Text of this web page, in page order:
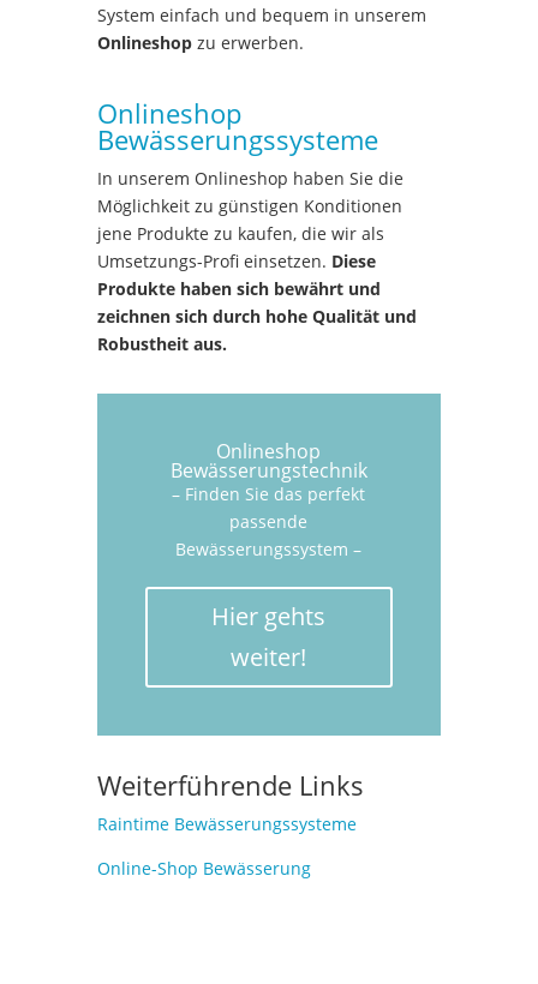
System einfach und bequem in unserem
Onlineshopzu erwerben.
Onlineshop
Bewässerungssysteme
In unserem Onlineshop haben Sie die
Möglichkeit zu günstigen Konditionen
jene Produkte zu kaufen, die wir als
Umsetzungs-Profi einsetzen. Diese
Produkte haben sich bewährt und
zeichnen sich durch hohe Qualität und
Robustheit aus.
Onlineshop
Bewässerungstechnik
– Finden Sie das perfekt
passende
Bewässerungssystem –
Hier gehts
weiter!
Weiterführende Links
Raintime Bewässerungssysteme
Online-Shop Bewässerung